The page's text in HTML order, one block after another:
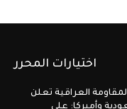
اختيارات المحرر
العراقية تعلن
وأميركا: على